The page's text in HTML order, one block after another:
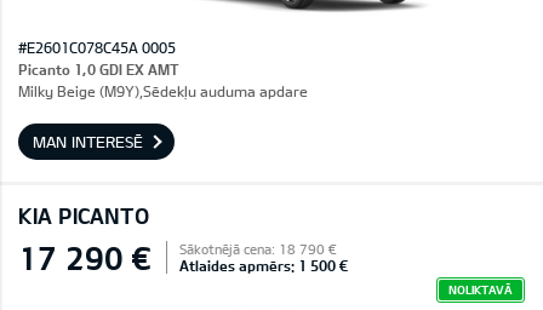
#E2601C078C45A 0005
Picanto 1,0 GDI EX AMT
Milky Beige (M9Y),Sēdekļu auduma apdare
MAN INTERESĒ
KIA PICANTO
17 290 € Sākotnējā cena: 18 790 €
Atlaides apmērs: 1 500 €
NOLIKTAVĀ